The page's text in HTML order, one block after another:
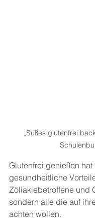
„Süßes glutenfrei
Glutenfrei genießen hat
gesundheitliche
Zöliakiebetroffene und
sondern alle die auf
achten wollen.